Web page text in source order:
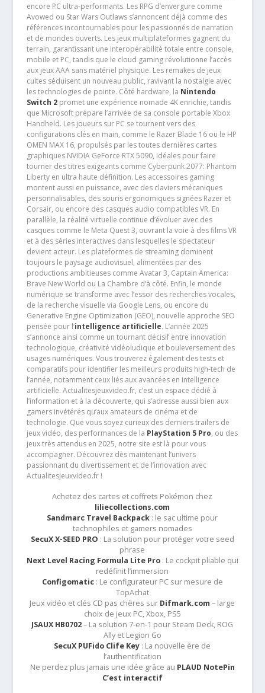
encore PC ultra-performants. Les RPG d’envergure comme
Avowed ou Star Wars Outlaws s’annoncent déjà comme des
références incontournables pour les passionnés de narration
et de mondes ouverts. Les jeux multiplateformes gagnent du
terrain, garantissant une interopérabilité totale entre console,
mobile et PC, tandis que le cloud gaming révolutionne l’accès
aux jeux AAA sans matériel physique. Les remakes de jeux
cultes séduisent un nouveau public, ravivant la nostalgie avec
les technologies de pointe. Côté hardware, la Nintendo
Switch 2promet une expérience nomade 4K enrichie, tandis
que Microsoft prépare l’arrivée de sa console portable Xbox
Handheld. Les joueurs sur PC se tournent vers des
configurations clés en main, comme le Razer Blade 16 ou le HP
OMEN MAX 16, propulsés par les toutes dernières cartes
graphiques NVIDIA GeForce RTX 5090, idéales pour faire
tourner des titres exigeants comme Cyberpunk 2077: Phantom
Liberty en ultra haute définition. Les accessoires gaming
montent aussi en puissance, avec des claviers mécaniques
personnalisables, des souris ergonomiques signées Razer et
Corsair, ou encore des casques audio compatibles VR. En
parallèle, la réalité virtuelle continue d’évoluer avec des
casques comme le Meta Quest 3, ouvrant la voie à des films VR
et à des séries interactives dans lesquelles le spectateur
devient acteur. Les plateformes de streaming dominent
toujours le paysage audiovisuel, alimentées par des
productions ambitieuses comme Avatar 3, Captain America:
Brave New World ou La Chambre d’à côté. Enfin, le monde
numérique se transforme avec l’essor des recherches vocales,
de la recherche visuelle via Google Lens, ou encore du
Generative Engine Optimization (GEO), nouvelle approche SEO
pensée pour l’intelligence artificielle. L’année 2025
s’annonce ainsi comme un tournant décisif entre innovation
technologique, créativité vidéoludique et bouleversement des
usages numériques. Vous trouverez également des tests et
comparatifs pour identifier les meilleurs produits high-tech de
l’année, notamment ceux liés aux avancées en intelligence
artificielle. Actualitesjeuxvideo.fr, c’est un espace dédié à
l’information et à la découverte, qui s’adresse aussi bien aux
gamers invétérés qu’aux amateurs de cinéma et de
technologie. Que vous soyez curieux des derniers trailers de
jeux vidéo, des performances de la PlayStation 5 Pro, ou des
jeux très attendus en 2025, notre site est là pour vous
accompagner. Découvrez dès maintenant l’univers
passionnant du divertissement et de l’innovation avec
Actualitesjeuxvideo.fr !
Achetez des cartes et coffrets Pokémon chez
liliecollections.com
Sandmarc Travel Backpack : le sac ultime pour
technophiles et gamers nomades
SecuX X-SEED PRO : La solution pour protéger votre seed
phrase
Next Level Racing Formula Lite Pro: Le cockpit pliable qui
redéfinit l’immersion
Configomatic: Le configurateur PC sur mesure de
TopAchat
Jeux vidéo et clés CD pas chères sur Difmark.com – large
choix de jeux PC, Xbox, PS5
JSAUX HB0702– La solution 7-en-1 pour Steam Deck, ROG
Ally et Legion Go
SecuX PUFido Clife Key : La nouvelle ère de
l’authentification
Ne perdez plus jamais une idée grâce au PLAUD NotePin
C’est interactif